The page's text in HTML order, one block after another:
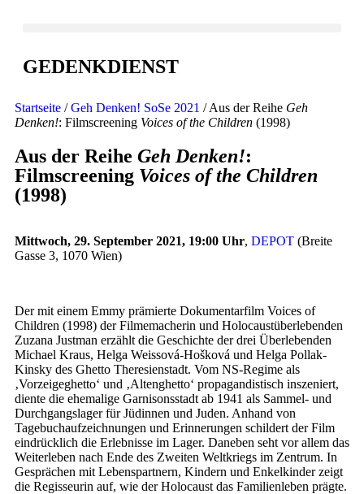
GEDENKDIENST
Startseite /Geh Denken! SoSe 2021 / Aus der Reihe Geh
Denken!: Filmscreening Voices of the Children (1998)
Aus der Reihe Geh Denken!:
Filmscreening Voices of the Children
(1998)
Mittwoch, 29. September 2021, 19:00 Uhr, DEPOT (Breite
Gasse 3, 1070 Wien)
Der mit einem Emmy prämierte Dokumentarfilm Voices of
Children (1998) der Filmemacherin und Holocaustüberlebenden
Zuzana Justman erzählt die Geschichte der drei Überlebenden
Michael Kraus, Helga Weissová-Hošková und Helga Pollak-
Kinsky des Ghetto Theresienstadt. Vom NS-Regime als
‚Vorzeigeghetto‘ und ‚Altenghetto‘ propagandistisch inszeniert,
diente die ehemalige Garnisonsstadt ab 1941 als Sammel- und
Durchgangslager für Jüdinnen und Juden. Anhand von
Tagebuchaufzeichnungen und Erinnerungen schildert der Film
eindrücklich die Erlebnisse im Lager. Daneben seht vor allem das
Weiterleben nach Ende des Zweiten Weltkriegs im Zentrum. In
Gesprächen mit Lebenspartnern, Kindern und Enkelkinder zeigt
die Regisseurin auf, wie der Holocaust das Familienleben prägte.